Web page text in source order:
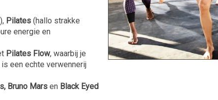
Pilates (hallo strakke
energie en
Pilates Flow, waarbij je
een echte verwennerij
Bruno Mars en Black Eyed